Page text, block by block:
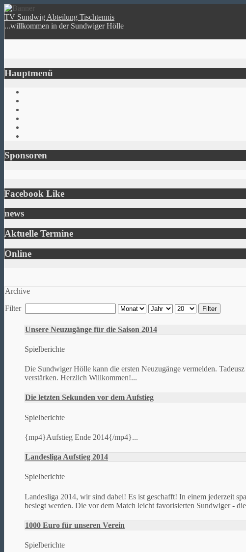
TV Sundwig Abteilung Tischtennis
...willkommen in der Sundwiger Hölle
Hauptmenü
Sponsoren
Facebook Like
news
Aktuelle Termine
Online
Archive
Filter Filter
Unsere Neuzugänge für die Saison 2014
Spielberichte
Die Sundwiger Hölle kann die ersten Neuzugänge vermelden.
verstärken. Herzlich Willkommen!...
Die letzten Sekunden vor dem Aufstieg
Spielberichte
{mp4}Aufstieg Ende 2014{/mp4}...
Landesliga Aufstieg 2014
Spielberichte
Landesliga 2014, wir sind dabei! Es ist geschafft! In einem jederzeit
besiegt werden. Die vor dem Match leicht favorisierten Sundwiger -
1000 Euro für unseren Verein
Spielberichte